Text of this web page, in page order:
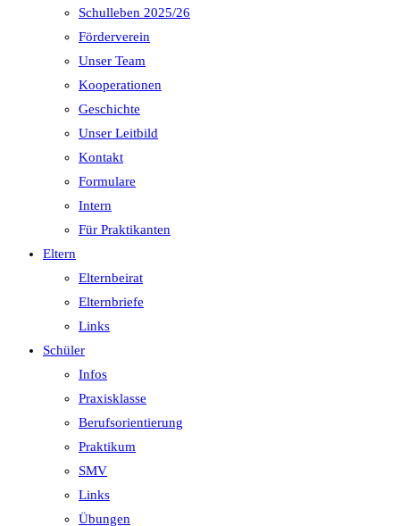
Schulleben 2025/26
Förderverein
Unser Team
Kooperationen
Geschichte
Unser Leitbild
Kontakt
Formulare
Intern
Für Praktikanten
Eltern
Elternbeirat
Elternbriefe
Links
Schüler
Infos
Praxisklasse
Berufsorientierung
Praktikum
SMV
Links
Übungen